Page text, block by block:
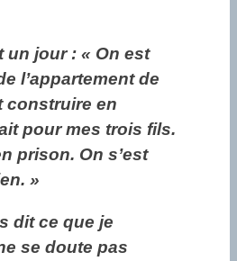
un jour : « On est
l’appartement de
construire en
pour mes trois fils.
prison. On s’est
»
dit ce que je
se doute pas